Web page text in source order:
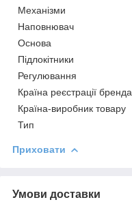
Механізми
Наповнювач
Основа
Підлокітники
Регулювання
Країна реєстрації бренда
Країна-виробник товару
Тип
Приховати
Умови доставки